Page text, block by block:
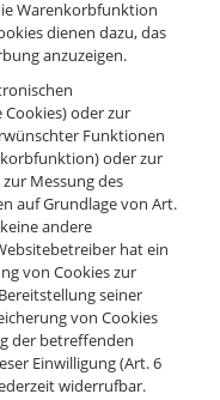
Warenkorbfunktion
dienen dazu, das
anzuzeigen.
oder zur
Funktionen
oder zur
Messung des
auf Grundlage von Art.
andere
hat ein
von Cookies zur
seiner
von Cookies
der betreffenden
Einwilligung (Art. 6
widerrufbar.